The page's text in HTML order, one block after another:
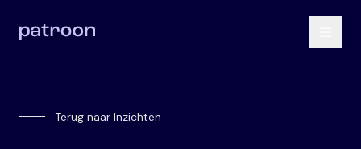
Terug naar Inzichten